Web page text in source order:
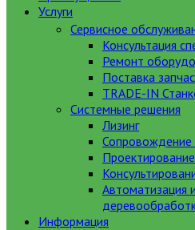
Услуги
Сервисное
Консультация
Ремонт
Поставка
TRADE-IN
Системные решения
Лизинг
Сопровождение
Автоматизация
Информация